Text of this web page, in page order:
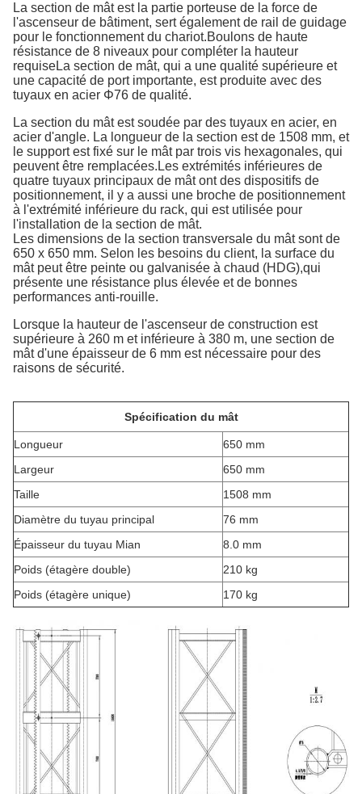
La section de mât est la partie porteuse de la force de
l'ascenseur de bâtiment, sert également de rail de guidage
pour le fonctionnement du chariot.Boulons de haute
résistance de 8 niveaux pour compléter la hauteur
requiseLa section de mât, qui a une qualité supérieure et
une capacité de port importante, est produite avec des
tuyaux en acier Φ76 de qualité.
La section du mât est soudée par des tuyaux en acier, en
acier d'angle. La longueur de la section est de 1508 mm, et
le support est fixé sur le mât par trois vis hexagonales, qui
peuvent être remplacées.Les extrémités inférieures de
quatre tuyaux principaux de mât ont des dispositifs de
positionnement, il y a aussi une broche de positionnement
à l'extrémité inférieure du rack, qui est utilisée pour
l'installation de la section de mât.
Les dimensions de la section transversale du mât sont de
650 x 650 mm. Selon les besoins du client, la surface du
mât peut être peinte ou galvanisée à chaud (HDG),qui
présente une résistance plus élevée et de bonnes
performances anti-rouille.
Lorsque la hauteur de l'ascenseur de construction est
supérieure à 260 m et inférieure à 380 m, une section de
mât d'une épaisseur de 6 mm est nécessaire pour des
raisons de sécurité.
Spécification du mât
Longueur
650 mm
Largeur
650 mm
Taille
1508 mm
Diamètre du tuyau principal
76 mm
Épaisseur du tuyau Mian
8.0 mm
Poids (étagère double)
210 kg
Poids (étagère unique)
170 kg